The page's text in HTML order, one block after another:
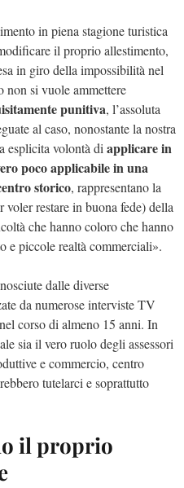
in piena stagione turistica
il proprio allestimento,
in giro della impossibilità nel
non si vuole ammettere
punitiva, l’assoluta
al caso, nonostante la nostra
esplicita volontà di applicare in
poco applicabile in una
storico, rappresentano la
voler restare in buona fede) della
che hanno coloro che hanno
e piccole realtà commerciali».
dalle diverse
da numerose interviste TV
corso di almeno 15 anni. In
sia il vero ruolo degli assessori
e commercio, centro
tutelarci e soprattutto
il proprio